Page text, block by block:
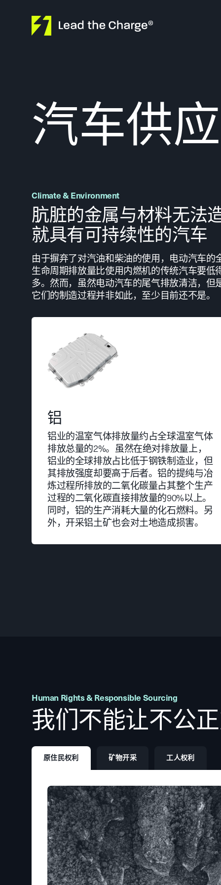
汽车供
Climate & Environment
肮脏的金属与材料无法
就具有可持续性的汽车
由于摒弃了对汽油和柴油的使用，电动汽车的
生命周期排放量比使用内燃机的传统汽车要低
多。然而，虽然电动汽车的尾气排放清洁，但
它们的制造过程并非如此，至少目前还不是。
铝
铝业的温室气体排放量约占全球温室气体
排放总量的2%。虽然在绝对排放量上，
铝业的全球排放占比低于钢铁制造业，但
其排放强度却要高于后者。铝的提纯与冶
炼过程所排放的二氧化碳量占其整个生产
过程的二氧化碳直接排放量的90%以上。
同时，铝的生产消耗大量的化石燃料。另
外，开采铝土矿也会对土地造成损害。
Human Rights & Responsible Sourcing
我们不能让不公
原住民权利 矿物开采 工人权利